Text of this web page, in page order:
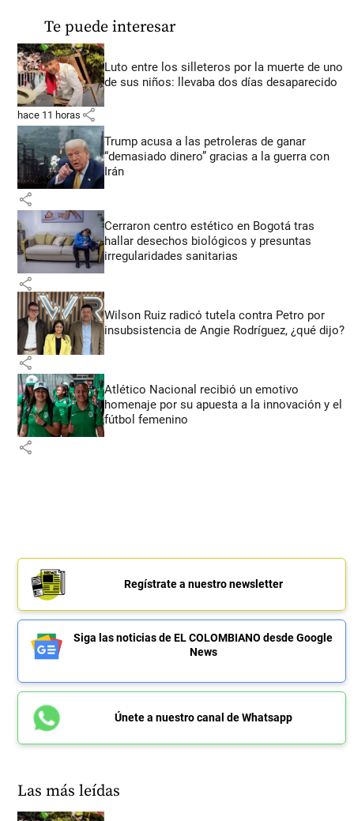
Te puede interesar
Luto entre los silleteros por la muerte de uno
de sus niños: llevaba dos días desaparecido
hace 11 horas share
Trump acusa a las petroleras de ganar
“demasiado dinero” gracias a la guerra con
Irán
share
Cerraron centro estético en Bogotá tras
hallar desechos biológicos y presuntas
irregularidades sanitarias
share
Wilson Ruiz radicó tutela contra Petro por
insubsistencia de Angie Rodríguez, ¿qué dijo?
share
Atlético Nacional recibió un emotivo
homenaje por su apuesta a la innovación y el
fútbol femenino
share
Regístrate a nuestro newsletter
Siga las noticias de EL COLOMBIANO desde Google
News
Únete a nuestro canal de Whatsapp
Las más leídas